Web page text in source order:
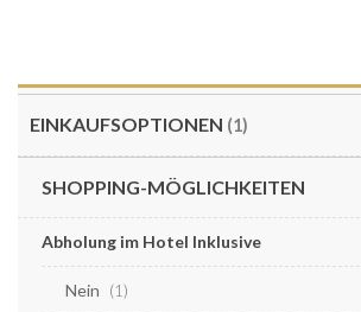
EINKAUFSOPTIONEN
SHOPPING-MÖGLICHKEITEN
Abholung im Hotel Inklusive
Nein 1Artikel